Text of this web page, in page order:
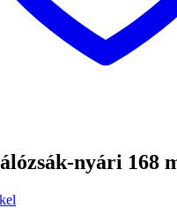
nyári 168